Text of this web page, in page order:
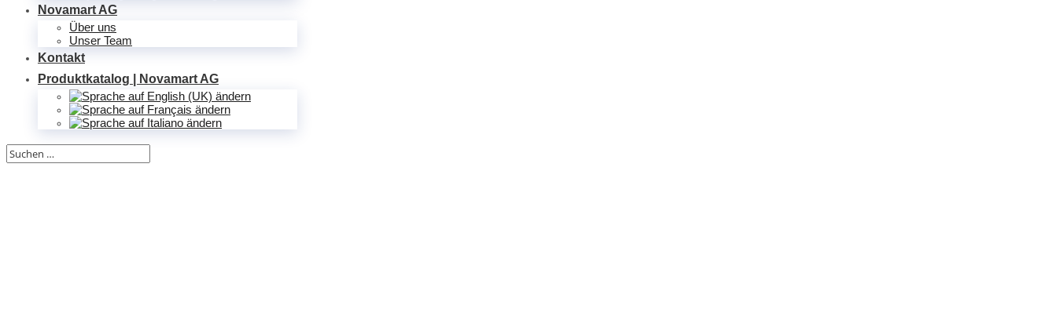
Novamart AG
Über uns
Unser Team
Kontakt